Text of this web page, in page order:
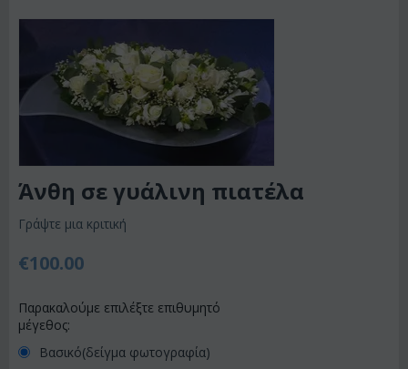
Άνθη σε γυάλινη πιατέλα
Γράψτε μια κριτική
€100.00
Παρακαλούμε επιλέξτε επιθυμητό
μέγεθος:
Βασικό(δείγμα φωτογραφία)